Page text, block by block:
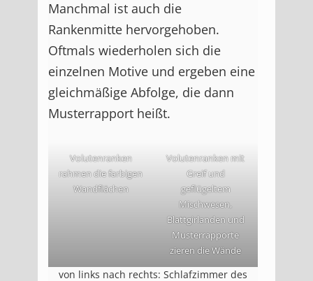
Manchmal ist auch die
Rankenmitte hervorgehoben.
Oftmals wiederholen sich die
einzelnen Motive und ergeben eine
gleichmäßige Abfolge, die dann
Musterrapport heißt.
Volutenranken
rahmen die farbigen
Wandflächen
Volutenranken mit
Greif und
geflügeltem
Mischwesen,
Blattgirlanden und
Musterrapporte
zieren die Wände
von links nach rechts: Schlafzimmer des